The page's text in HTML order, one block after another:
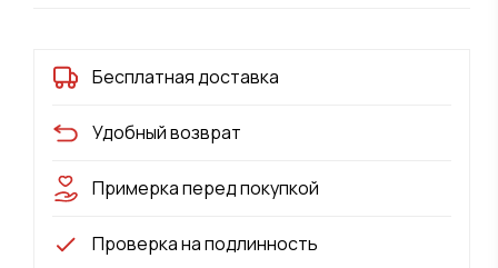
Бесплатная доставка
Удобный возврат
Примерка перед покупкой
Проверка на подлинность